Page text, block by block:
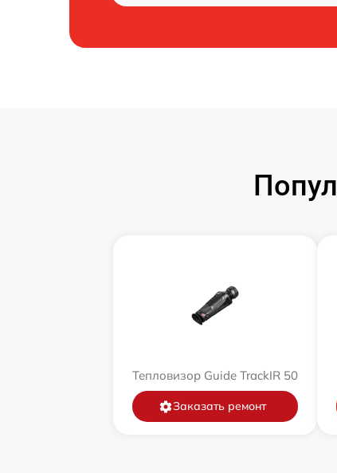
Тепловизор Guide TrackIR 50
Заказать ремонт